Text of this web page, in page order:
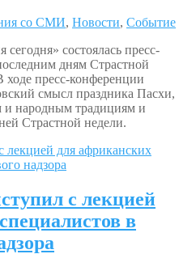
со СМИ, Новости, Событие
состоялась пресс-
дням Страстной
пресс‑конференции
смысл праздника Пасхи,
и народным традициям и
Страстной недели.
с лекцией
в